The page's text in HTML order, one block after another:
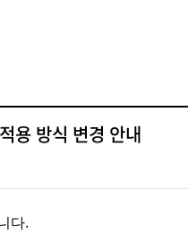
용 방식 변경 안내
다.